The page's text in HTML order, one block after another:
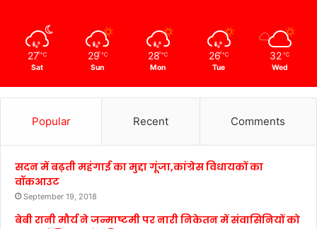
27 ℃
Sat
29 ℃
Sun
28 ℃
Mon
26 ℃
Tue
32 ℃
Wed
Popular Recent Comments
सदन में बढ़ती महंगाई का मुद्दा गूंजा,कांग्रेस विधायकों का
वॉकआउट
September 19, 2018
बेबी रानी मौर्य ने जन्माष्टमी पर नारी निकेतन में संवासिनियों को